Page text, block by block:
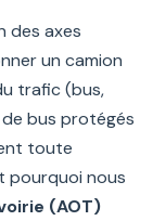
des axes
un camion
trafic (bus,
bus protégés
toute
pourquoi nous
(AOT)